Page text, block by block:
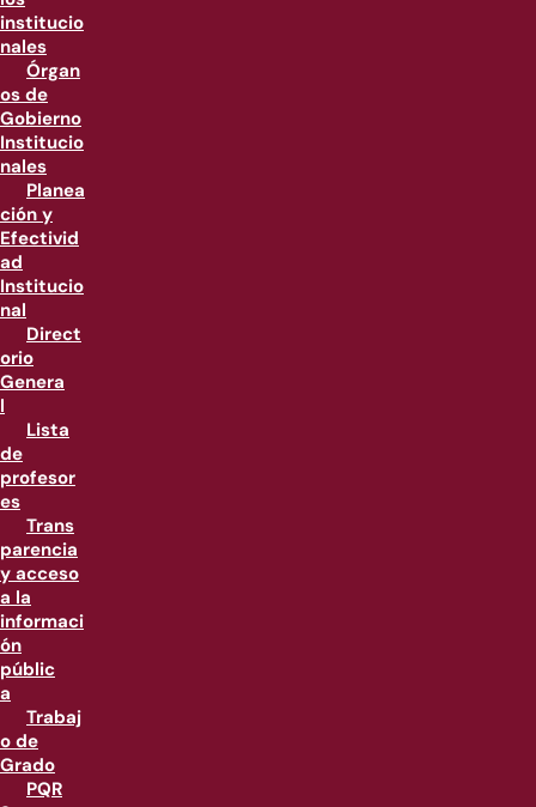
institucio
nales
Órgan
os de
Gobierno
Institucio
nales
Planea
ción y
Efectivid
ad
Institucio
nal
Direct
orio
Genera
l
Lista
de
profesor
es
Trans
parencia
y acceso
a la
informaci
ón
públic
a
Trabaj
o de
Grado
PQR